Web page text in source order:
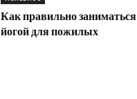
Как правильно заниматься
йогой для пожилых